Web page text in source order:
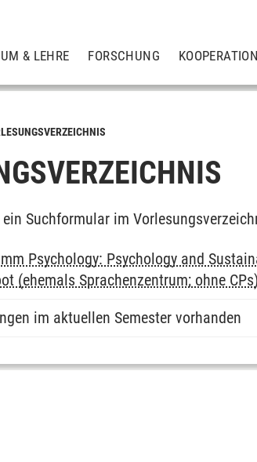
& LEHRE FORSCHUNG
ein Suchformular im
Psychology: Psychology and
(ehemals Sprachenzentrum; ohne CPs)
im aktuellen Semester vorhanden